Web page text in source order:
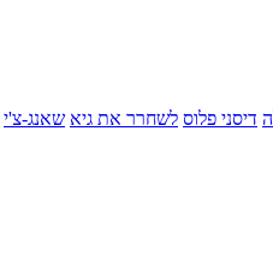
דיסני פלוס לשחרר את גיא שאנג-צ'י